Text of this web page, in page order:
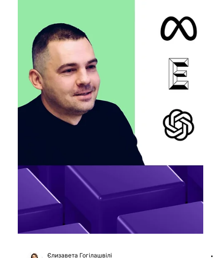
7 лип.
Читати 1 хв
DeepSeek створює власний ШІ-
чип, щоб зменшити залежність від
Nvidia